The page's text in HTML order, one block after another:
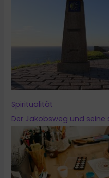
Spiritualität
Der Jakobsweg und